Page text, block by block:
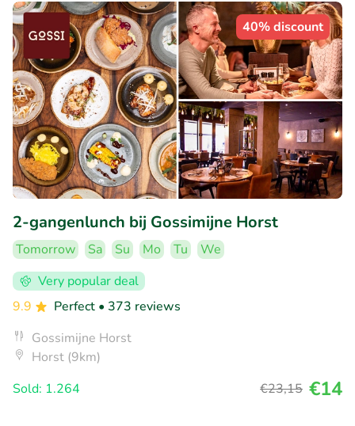
40% discount
2-gangenlunch bij Gossimijne Horst
Tomorrow Sa Su Mo Tu
We
Very popular deal
9.9
Perfect • 373 reviews
Gossimijne Horst
Horst (9km)
Sold: 1.264
€23,15 €14